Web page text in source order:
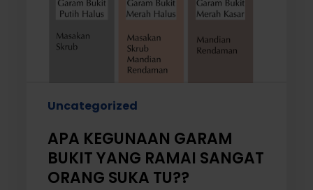
ORANG
Uncategorized
APA KEGUNAAN GARAM
BUKIT YANG RAMAI SANGAT
ORANG SUKA TU??